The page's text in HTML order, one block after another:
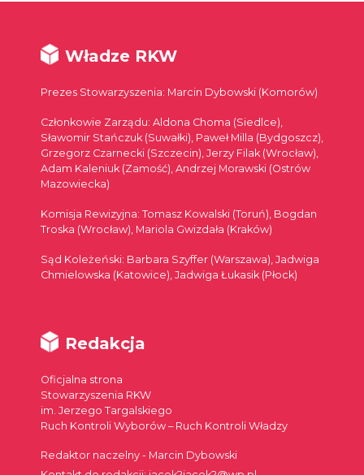
Władze RKW
Prezes Stowarzyszenia: Marcin Dybowski (Komorów)
Członkowie Zarządu: Aldona Choma (Siedlce),
Sławomir Stańczuk (Suwałki), Paweł Milla (Bydgoszcz),
Grzegorz Czarnecki (Szczecin), Jerzy Filak (Wrocław),
Adam Kaleniuk (Zamość), Andrzej Morawski (Ostrów
Mazowiecka)
Komisja Rewizyjna: Tomasz Kowalski (Toruń), Bogdan
Troska (Wrocław), Mariola Gwizdała (Kraków)
Sąd Koleżeński: Barbara Szyffer (Warszawa), Jadwiga
Chmielowska (Katowice), Jadwiga Łukasik (Płock)
Redakcja
Oficjalna strona
Stowarzyszenia RKW
im. Jerzego Targalskiego
Ruch Kontroli Wyborów – Ruch Kontroli Władzy
Redaktor naczelny - Marcin Dybowski